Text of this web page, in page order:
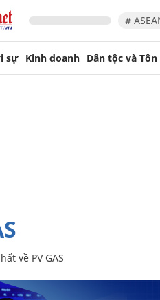
#
sự Kinh doanh Dân tộc và Tôn
về PV GAS